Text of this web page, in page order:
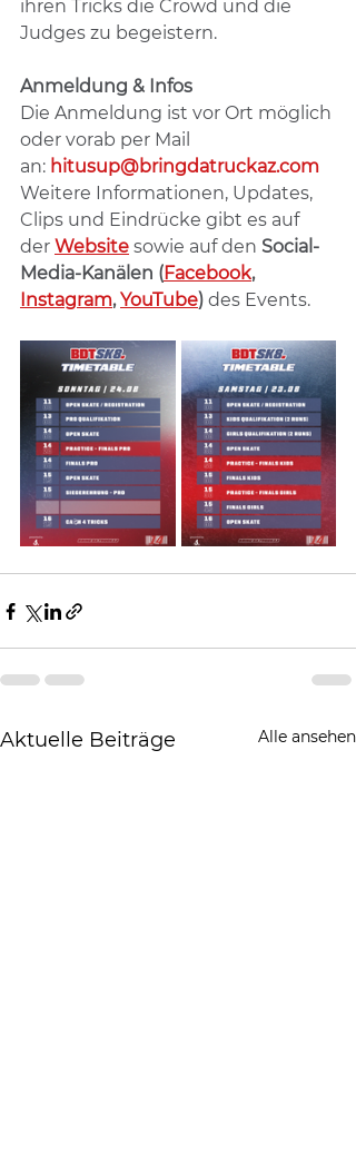
ihren Tricks die Crowd und die
Judges zu begeistern.
Anmeldung & Infos
Die Anmeldung ist vor Ort möglich
oder vorab per Mail
an: hitusup@bringdatruckaz.com
Weitere Informationen, Updates,
Clips und Eindrücke gibt es auf
der Website sowie auf den Social-
Media-Kanälen (Facebook,
Instagram, YouTube) des Events.
Aktuelle Beiträge Alle ansehen